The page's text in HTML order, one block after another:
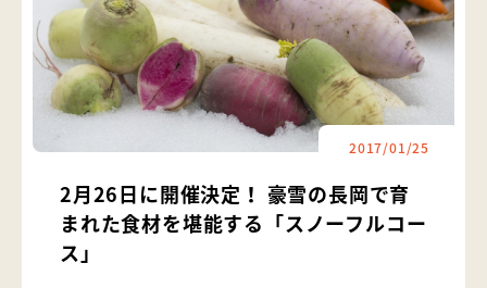
2017/01/25
2月26日に開催決定！ 豪雪の長岡で育
まれた食材を堪能する「スノーフルコー
ス」